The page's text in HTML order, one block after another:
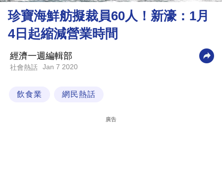
理
財
商
業
科
珍寶海鮮舫擬裁員60人！新濠：1月
4日起縮減營業時間
經濟一週編輯部
社會熱話 Jan 7 2020
飲食業 網民熱話
廣告